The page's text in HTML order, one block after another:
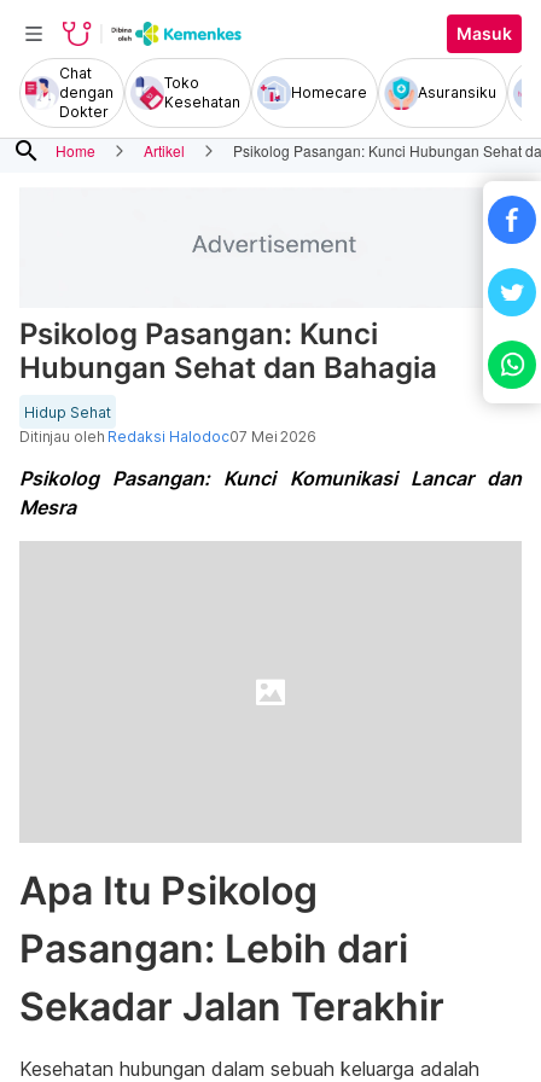
Masuk
Chat
dengan
Dokter
Toko
Kesehatan
Homecare Asuransiku
search Home Artikel Psikolog Pasangan: Kunci Hubungan Sehat
Psikolog Pasangan: Kunci
Hubungan Sehat dan Bahagia
Hidup Sehat
Ditinjau oleh Redaksi Halodoc07 Mei 2026
Psikolog Pasangan: Kunci Komunikasi Lancar dan
Mesra
Apa Itu Psikolog
Pasangan: Lebih dari
Sekadar Jalan Terakhir
Kesehatan hubungan dalam sebuah keluarga adalah